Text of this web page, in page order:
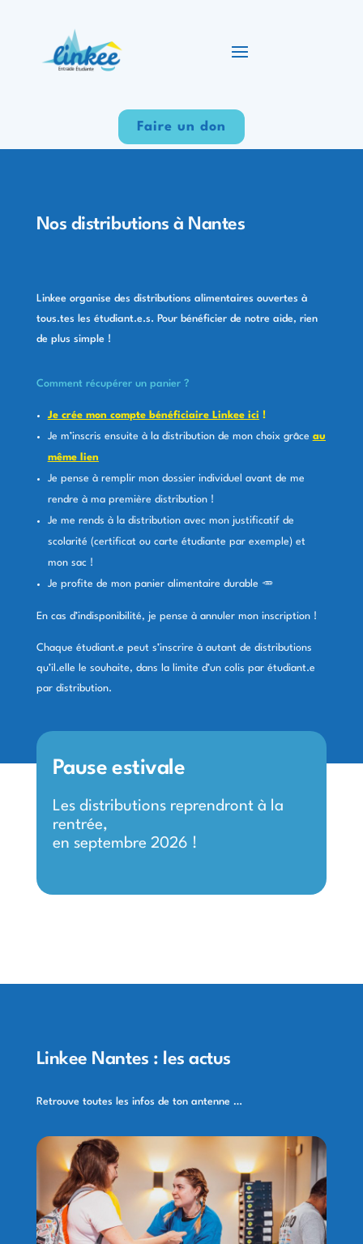
Faire un don
Nos distributions à Nantes
Linkee organise des distributions alimentaires ouvertes à
tous.tes les étudiant.e.s. Pour bénéficier de notre aide, rien
de plus simple !
Comment récupérer un panier ?
Je crée mon compte bénéficiaire Linkee ici !
Je m’inscris ensuite à la distribution de mon choix grâce au
même lien
Je pense à remplir mon dossier individuel avant de me
rendre à ma première distribution !
Je me rends à la distribution avec mon justificatif de
scolarité (certificat ou carte étudiante par exemple) et
mon sac !
Je profite de mon panier alimentaire durable 🥕
En cas d’indisponibilité, je pense à annuler mon inscription !
Chaque étudiant.e peut s’inscrire à autant de distributions
qu’il.elle le souhaite, dans la limite d’un colis par étudiant.e
par distribution.
Pause estivale
Les distributions reprendront à la
rentrée,
en septembre 2026 !
Linkee Nantes : les actus
Retrouve toutes les infos de ton antenne …